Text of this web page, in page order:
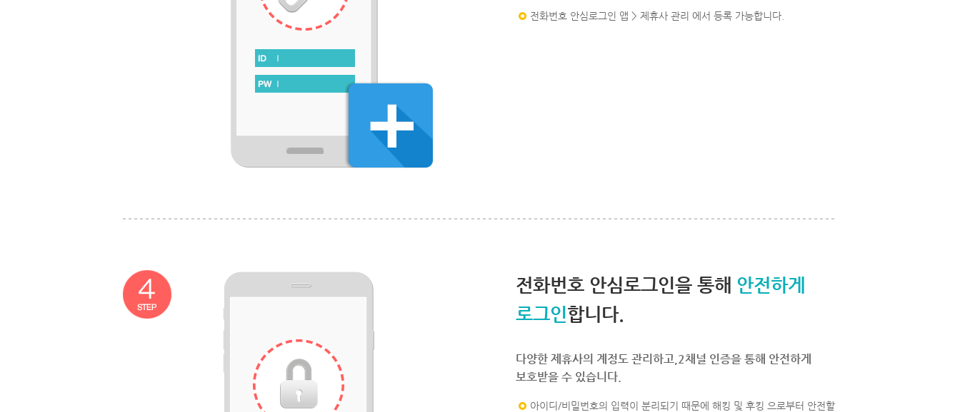
전화번호 안심로그인 앱 > 제휴사 관리 에서 등록 가능합니다.
전화번호 안심로그인을 통해 안전하게
로그인합니다.
다양한 제휴사의 계정도 관리하고,2채널 인증을 통해 안전하게
보호받을 수 있습니다.
아이디/비밀번호의 입력이 분리되기 때문에 해킹 및 후킹 으로부터 안전할